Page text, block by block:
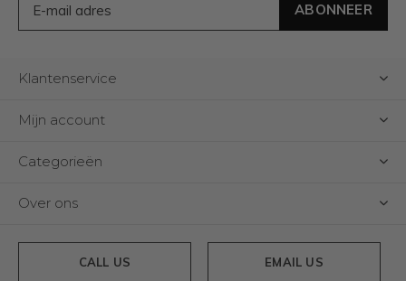
ABONNEER
Klantenservice
Mijn account
Categorieën
Over ons
CALL US EMAIL US